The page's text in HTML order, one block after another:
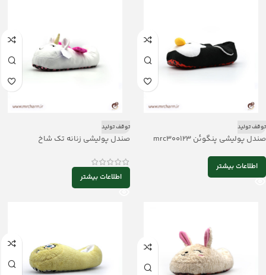
توقف تولید
صندل پولیشی پنگوئن mrc300123
اطلاعات بیشتر
توقف تولید
صندل پولیشی زنانه تک شاخ
اطلاعات بیشتر